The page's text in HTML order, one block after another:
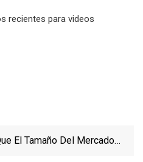
recientes para videos
El Tamaño Del Mercado